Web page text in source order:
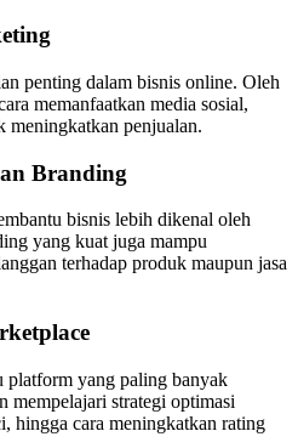
penting dalam bisnis online. Oleh
memanfaatkan media sosial,
meningkatkan penjualan.
Branding
bisnis lebih dikenal oleh
yang kuat juga mampu
terhadap produk maupun jasa
platform yang paling banyak
mempelajari strategi optimasi
hingga cara meningkatkan rating